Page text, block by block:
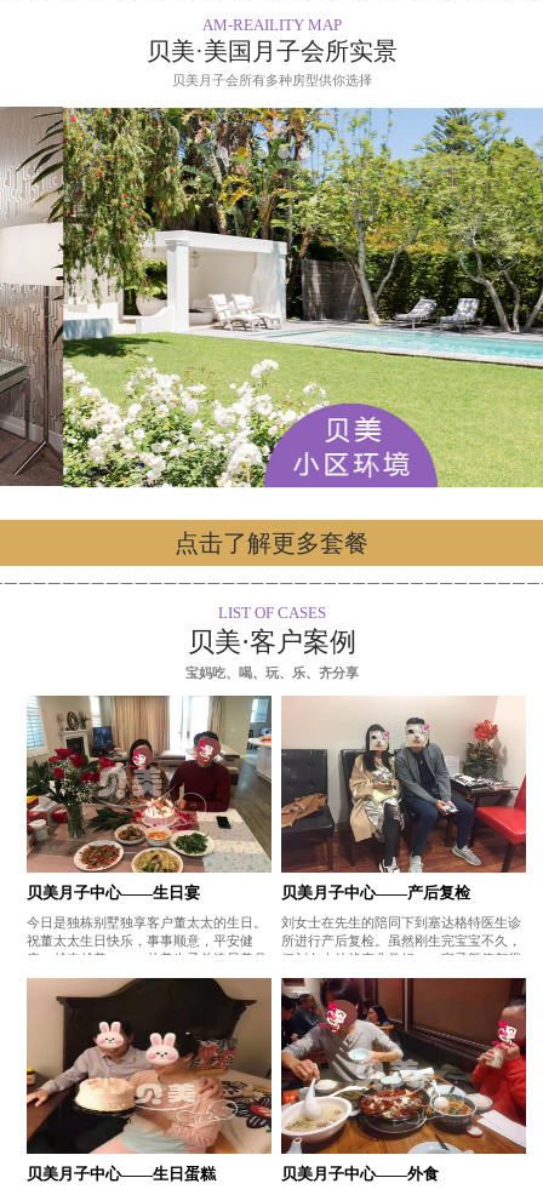
AM-REAILITY MAP
贝美·美国月子会所实景
贝美月子会所有多种房型供你选择
点击了解更多套餐
LIST OF CASES
贝美·客户案例
宝妈吃、喝、玩、乐、齐分享
贝美月子中心——生日宴
今日是独栋别墅独享客户董太太的生日。
祝董太太生日快乐，事事顺意，平安健
康，越来越美。——赴美生子首选贝美月
子中心
贝美月子中心——产后复检
刘女士在先生的陪同下到塞达格特医生诊
所进行产后复检。虽然刚生完宝宝不久，
但刘女士的状态非常好，一家子颜值都很
高哦。——赴美生子首选贝美月子中心
贝美月子中心——生日蛋糕 贝美月子中心——外食